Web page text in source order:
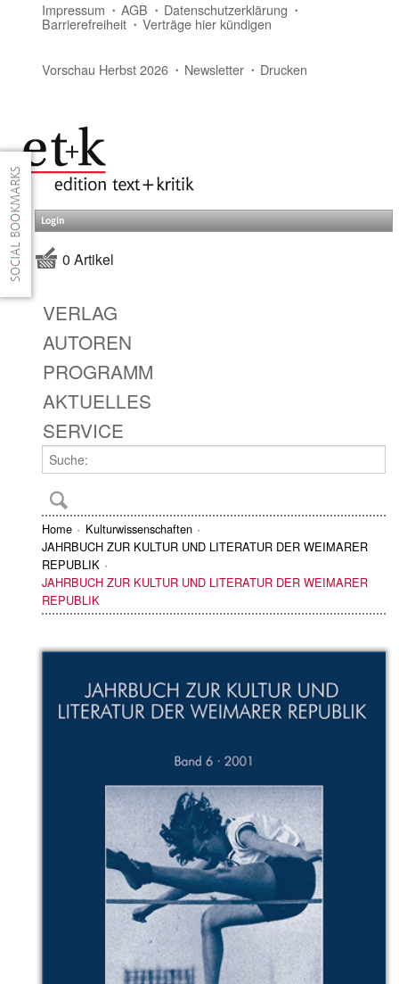
Impressum AGB Datenschutzerklärung
Barrierefreiheit Verträge hier kündigen
Vorschau Herbst 2026 Newsletter Drucken
Login
0 Artikel
VERLAG
AUTOREN
PROGRAMM
AKTUELLES
SERVICE
Home
Kulturwissenschaften
JAHRBUCH ZUR KULTUR UND LITERATUR DER WEIMARER
REPUBLIK
JAHRBUCH ZUR KULTUR UND LITERATUR DER WEIMARER
REPUBLIK